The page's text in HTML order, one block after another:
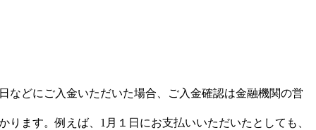
などにご入金いただいた場合、ご入金確認は金融機関の営
ます。例えば、1月１日にお支払いいただいたとしても、